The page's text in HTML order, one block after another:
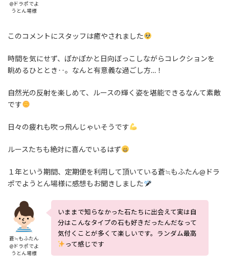
@ドラポでよ
うとん場様
このコメントにスタッフは癒やされました
時間を気にせず、ぽかぽかと日向ぼっこしながらコレクションを
眺めるひととき‥。なんと有意義な過ごし方…！
自然光の反射を楽しめて、ルースの輝く姿を堪能できるなんて素敵
です
日々の疲れも吹っ飛んじゃいそうです
ルースたちも絶対に喜んでいるはず
１年という期間、定期便を利用して頂いている蒼≒もふたん@ドラ
ポでようとん場様に感想もお聞きしました
蒼≒もふたん
@ドラポでよ
うとん場様
いままで知らなかった石たちに出会えて実は自
分はこんなタイプの石も好きだったんだなって
気付くことが多くて楽しいです。ランダム最高
って感じです